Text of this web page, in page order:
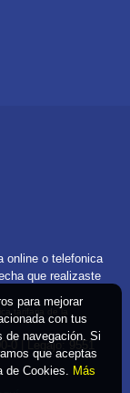
online o telefonica
que realizaste
tarifaria de la
0 | Legajo: 9551
para mejorar
con tus
de navegación. Si
que aceptas
de Cookies. Más